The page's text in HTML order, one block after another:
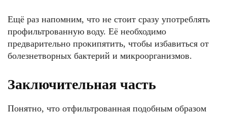
Ещё раз напомним, что не стоит сразу употреблять
профильтрованную воду. Её необходимо
предварительно прокипятить, чтобы избавиться от
болезнетворных бактерий и микроорганизмов.
Заключительная часть
Понятно, что отфильтрованная подобным образом